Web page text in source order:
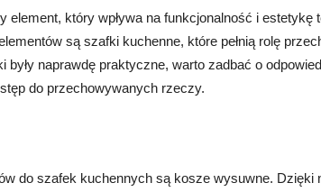
element, który wpływa na funkcjonalność i estetykę
są szafki kuchenne, które pełnią rolę
naprawdę praktyczne, warto zadbać o
do przechowywanych rzeczy.
do szafek kuchennych są kosze wysuwne. Dzięki